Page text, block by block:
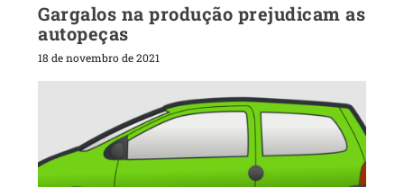
Gargalos na produção prejudicam as
autopeças
18 de novembro de 2021